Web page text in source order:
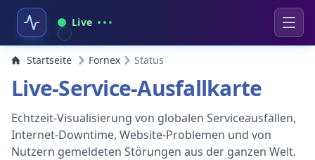
Live
Startseite Fornex Status
Live-Service-Ausfallkarte
Echtzeit-Visualisierung von globalen Serviceausfällen,
Internet-Downtime, Website-Problemen und von
Nutzern gemeldeten Störungen aus der ganzen Welt.